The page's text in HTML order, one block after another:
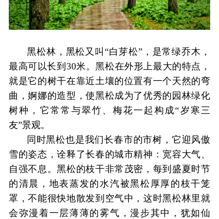
黑松林，黑松又叫 “白芽松”，是常绿乔木，
最高可以长到30米。黑松在外形上最大的特点，
就是它的树干在靠近土壤的位置有一个天然的弯
曲，婀娜的造型，使黑松成为了优秀的园林绿化
树种 ， 它常常 与翠竹、梅花一起构成“岁寒三
友”景观。
同时黑松也是我们长春市的市树，它迎风傲
雪的姿态，诠释了长春的城市精神：宽容大气、
自强不息。黑松的枝干非常茂密，每到盛夏时节
的清晨，地表蒸发的水汽被黑松厚厚的枝干笼
罩，不能很快地散发到空气中，这时黑松林里就
会弥漫着一层薄薄的雾气，漫步其中，犹如仙